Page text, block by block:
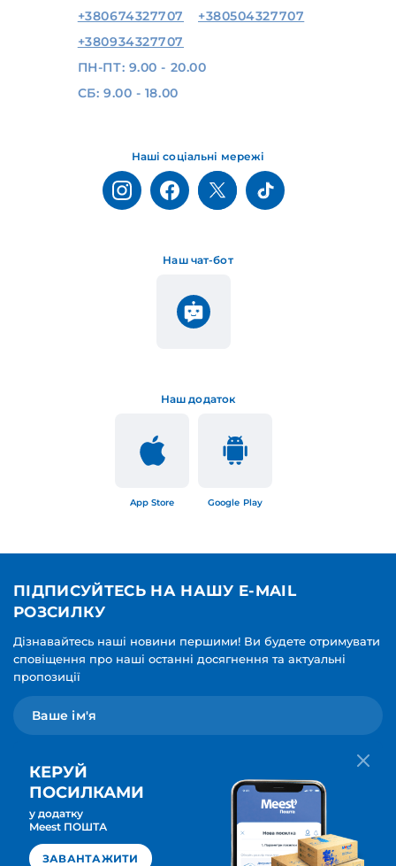
Наш додаток
App Store Google Play
Наш чат-бот
Наші соціальні мережі
+380674327707
+380504327707
+380934327707
ПН-ПТ: 9.00 - 20.00
СБ: 9.00 - 18.00
ПІДПИСУЙТЕСЬ НА НАШУ E-MAIL
РОЗСИЛКУ
Дізнавайтесь наші новини першими! Ви будете отримувати
сповіщення про наші останні досягнення та актуальні
пропозиції
Мова для вашої розсилки
Українська
ПІДПИСАТИСЯ
КЕРУЙ
ПОСИЛКАМИ
у додатку
Meest ПОШТА
ЗАВАНТАЖИТИ